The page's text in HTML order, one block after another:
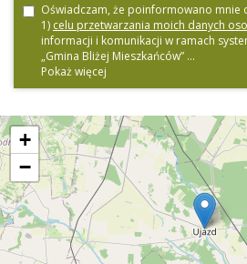
Oświadczam, że poinformowano mnie
1) celu przetwarzania moich danych
informacji i komunikacji w ramach
„Gmina Bliżej Mieszkańców” ...
Pokaż więcej
+
−